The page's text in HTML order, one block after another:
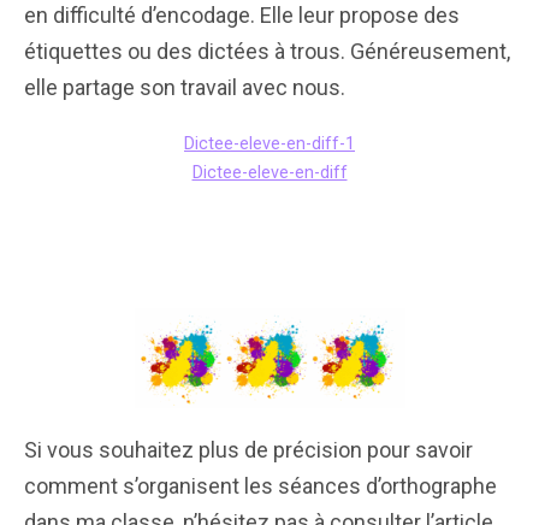
en difficulté d’encodage. Elle leur propose des
étiquettes ou des dictées à trous. Généreusement,
elle partage son travail avec nous.
Dictee-eleve-en-diff-1
Dictee-eleve-en-diff
Si vous souhaitez plus de précision pour savoir
comment s’organisent les séances d’orthographe